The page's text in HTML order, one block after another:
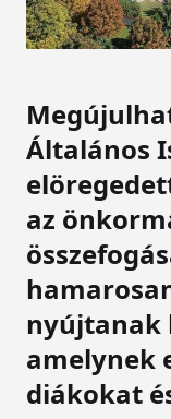
Általános
az
nyújtanak
amelynek
diákokat